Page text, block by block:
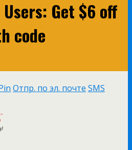
Get $6 off
code
Отпр. по эл. почте SMS